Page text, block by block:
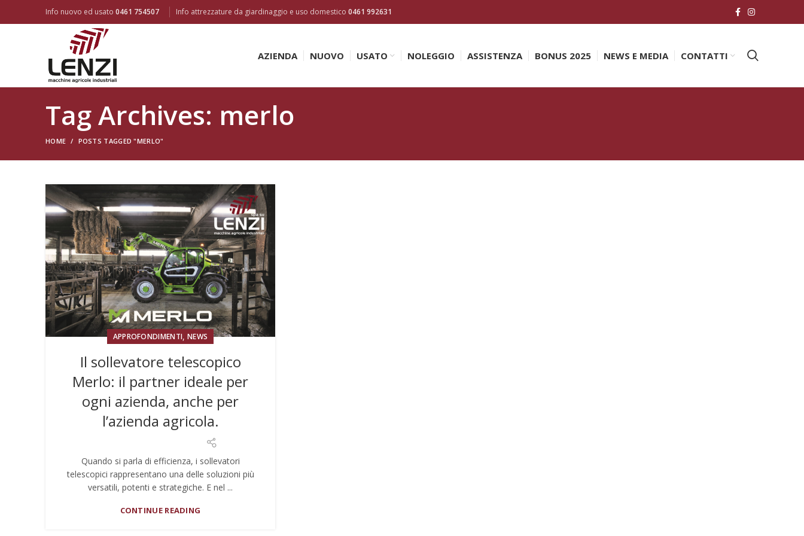
Info nuovo ed usato 0461 754507 Info attrezzature da giardinaggio e uso domestico 0461 992631
AZIENDA NUOVO USATO NOLEGGIO ASSISTENZA BONUS 2025 NEWS E MEDIA CONTATTI
Tag Archives: merlo
HOME POSTS TAGGED "MERLO"
APPROFONDIMENTI,NEWS
Il sollevatore telescopico
Merlo: il partner ideale per
ogni azienda, anche per
l’azienda agricola.
Quando si parla di efficienza, i sollevatori
telescopici rappresentano una delle soluzioni più
versatili, potenti e strategiche. E nel ...
CONTINUE READING